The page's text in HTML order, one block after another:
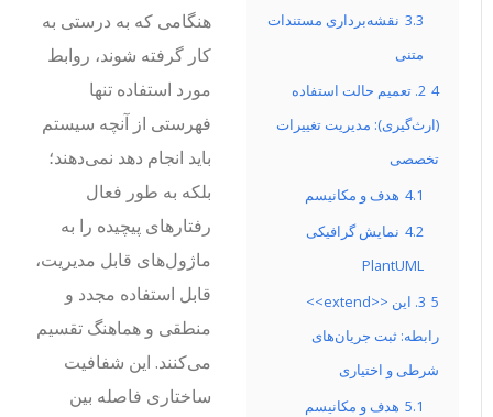
3.3 نقشه‌برداری مستندات
متنی
2. تعمیم حالت استفاده
(ارث‌گیری): مدیریت تغییرات
تخصصی
4.1 هدف و مکانیسم
4.2 نمایش گرافیکی
PlantUML
3. این <<extend>>
رابطه: ثبت جریان‌های
شرطی و اختیاری
5.1 هدف و مکانیسم
هنگامی که به درستی به
کار گرفته شوند، روابط
مورد استفاده تنها
فهرستی از آنچه سیستم
باید انجام دهد نمی‌دهند؛
بلکه به طور فعال
رفتارهای پیچیده را به
ماژول‌های قابل مدیریت،
قابل استفاده مجدد و
منطقی و هماهنگ تقسیم
می‌کنند. این شفافیت
ساختاری فاصله بین